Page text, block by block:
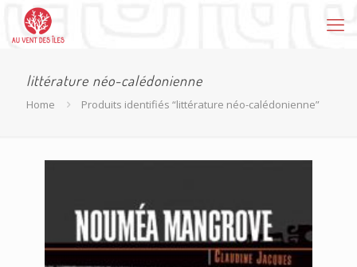
littérature néo-calédonienne
Home Produits identifiés “littérature néo-calédonienne”